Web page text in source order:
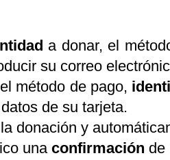
a donar, el
su correo
método de pago,
de su tarjeta.
donación y
una confirmación de